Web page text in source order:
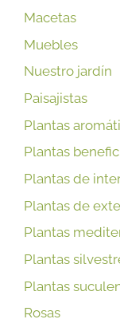
Macetas
Muebles
Nuestro jardín
Paisajistas
Plantas
Plantas
Plantas de
Plantas de
Plantas
Plantas
Plantas
Rosas